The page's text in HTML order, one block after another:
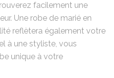
facilement une
Une robe de marié en
reflètera également votre
à une styliste, vous
unique à votre